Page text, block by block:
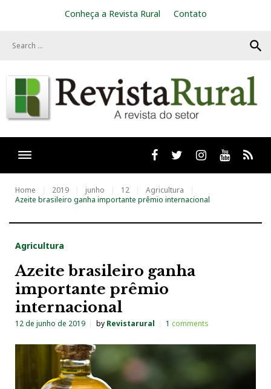
Conheça a Revista Rural Contato
search
Facebooktwitter Instagram
Youtube
Home 2019 junho 12
Agricultura
Azeite brasileiro ganha importante prêmio internacional
Agricultura
Azeite brasileiro ganha
importante prêmio
internacional
12 de junho de 2019 by Revistarural 1 comments